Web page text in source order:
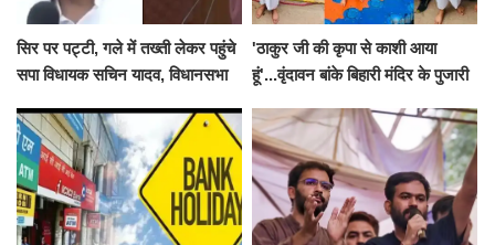
सिर पर पट्टी, गले में तख्ती लेकर पहुंचे
सपा विधायक सचिन यादव, विधानसभा
निलंबित
'ठाकुर जी की कृपा से काशी आया
हूं'...वृंदावन बांके बिहारी मंदिर के पुजारी
जलाभिषेक